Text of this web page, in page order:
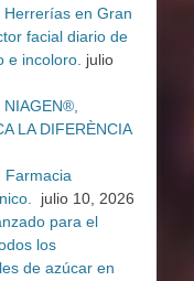
en Gran
facial diario de
e incoloro. julio
LA DIFERÈNCIA
Farmacia
julio 10, 2026
para el
los
de azúcar en